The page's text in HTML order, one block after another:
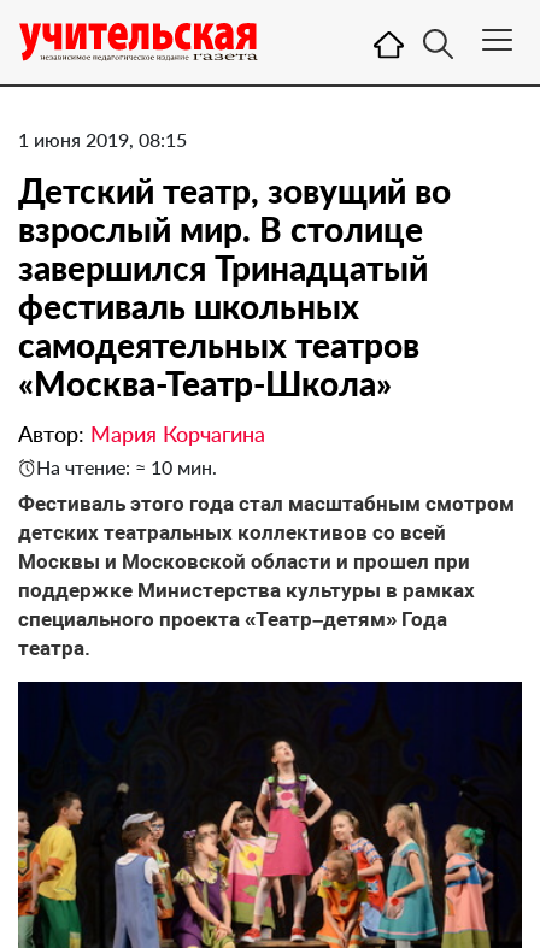
1 июня 2019, 08:15
​Детский театр, зовущий во
взрослый мир. В столице
завершился Тринадцатый
фестиваль школьных
самодеятельных театров
«Москва-Театр-Школа»
Автор: Мария Корчагина
На чтение: ≈ 10 мин.
Фестиваль этого года стал масштабным смотром
детских театральных коллективов со всей
Москвы и Московской области и прошел при
поддержке Министерства культуры в рамках
специального проекта «Театр–детям» Года
театра.